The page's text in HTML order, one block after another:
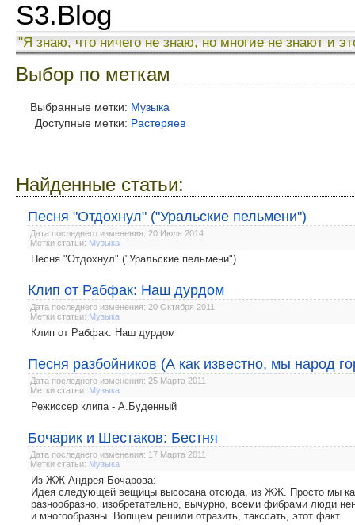
S3.Blog
"Я знаю, что ничего не знаю, но многие не знают и
Выбор по меткам
Выбранные метки: Музыка
Доступные метки: Растеряев
Найденные статьи:
Песня "Отдохнул" ("Уральские пельмени")
Дата последнего изменения: 20 Июля 2014
Метки статьи: Музыка
Песня "Отдохнул" ("Уральские пельмени")
Клип от Рабфак: Наш дурдом
Дата последнего изменения: 20 Октября 2011
Метки статьи: Музыка
Клип от Рабфак: Наш дурдом
Песня разбойников (А как известно, мы народ
Дата последнего изменения: 25 Марта 2011
Метки статьи: Музыка
Режиссер клипа - А.Буденный
Бочарик и Шестаков: Бестня
Дата последнего изменения: 17 Марта 2011
Метки статьи: Музыка
Из ЖЖ Андрея Бочарова:
Идея следующей вещицы высосана отсюда, из ЖЖ. Просто мы
разнообразно, изобретательно, вычурно, всеми фибрами люди
и многообразны. Вопщем решили отразить, такссать, этот факт.